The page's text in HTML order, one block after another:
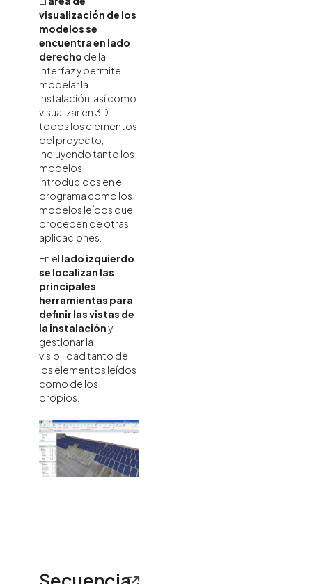
visualización de los
modelos se
encuentra en lado
derecho de la
interfaz y permite
modelar la
instalación, así como
visualizar en 3D
todos los elementos
del proyecto,
incluyendo tanto los
modelos
introducidos en el
programa como los
modelos leídos que
proceden de otras
aplicaciones.
En el lado izquierdo
se localizan las
principales
herramientas para
definir las vistas de
la instalacióny
gestionar la
visibilidad tanto de
los elementos leídos
como de los
propios.